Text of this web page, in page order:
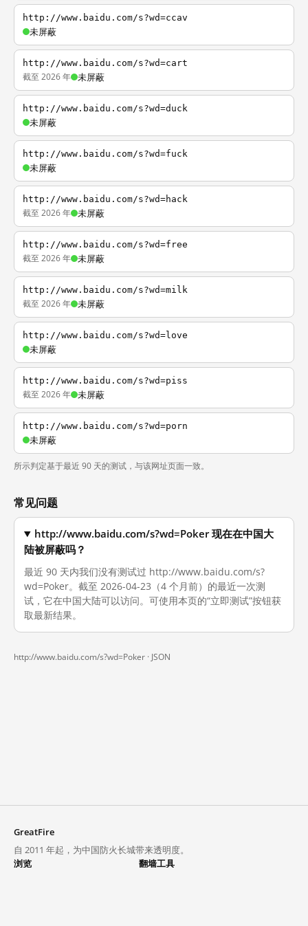
http://www.baidu.com/s?wd=ccav
未屏蔽
http://www.baidu.com/s?wd=cart
截至 2026 年 未屏蔽
http://www.baidu.com/s?wd=duck
未屏蔽
http://www.baidu.com/s?wd=fuck
未屏蔽
http://www.baidu.com/s?wd=hack
截至 2026 年 未屏蔽
http://www.baidu.com/s?wd=free
截至 2026 年 未屏蔽
http://www.baidu.com/s?wd=milk
截至 2026 年 未屏蔽
http://www.baidu.com/s?wd=love
未屏蔽
http://www.baidu.com/s?wd=piss
截至 2026 年 未屏蔽
http://www.baidu.com/s?wd=porn
未屏蔽
所示判定基于最近 90 天的测试，与该网址页面一致。
常见问题
http://www.baidu.com/s?wd=Poker 现在在中国大
陆被屏蔽吗？
最近 90 天内我们没有测试过 http://www.baidu.com/s?
wd=Poker。截至 2026-04-23（4 个月前）的最近一次测
试，它在中国大陆可以访问。可使用本页的“立即测试”按钮获
取最新结果。
http://www.baidu.com/s?wd=Poker · JSON
GreatFire
自 2011 年起，为中国防火长城带来透明度。
浏览
翻墙工具